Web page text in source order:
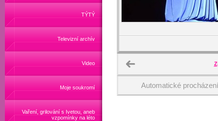
TÝTÝ
Televizní archív
Video
Moje soukromí
Vaření, grilování s Ivetou, aneb
vzpomínky na léto
Automatické